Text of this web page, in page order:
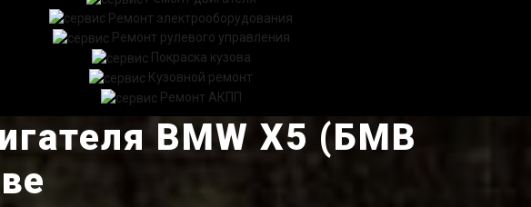
Ремонт электрооборудования
Ремонт рулевого управления
Покраска кузова
Кузовной ремонт
Ремонт АКПП
BMW X5 (БМВ